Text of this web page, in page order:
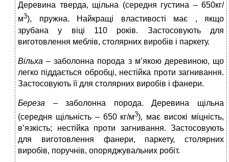
Деревина тверда, щільна (середня густина – 650кг/
м3), пружна. Найкращі властивості має , якщо
зрубана у віці 110 років. Застосовують для
виготовлення меблів, столярних виробів і паркету.
Вільха – заболонна порода з м’якою деревиною, що
легко піддається обробці, нестійка проти загнивання.
Застосовують її для столярних виробів і фанери.
Береза – заболонна порода. Деревина щільна
(середня щільність – 650 кг/м3), має високі міцність,
в’язкість; нестійка проти загнивання. Застосовують
для виготовлення фанери, паркету, столярних
виробів, поручнів, опоряджувальних робіт.